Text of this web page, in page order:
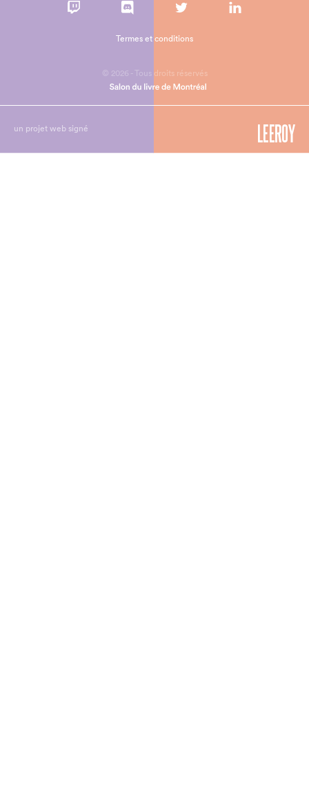
© 2026 - Tous droits réservés
Termes et conditions
un projet web signé